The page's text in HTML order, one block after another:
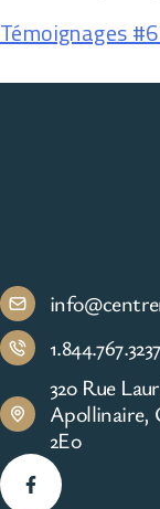
Témoignages
1.844.767.3237
320 Rue
Apollinaire,
2E0